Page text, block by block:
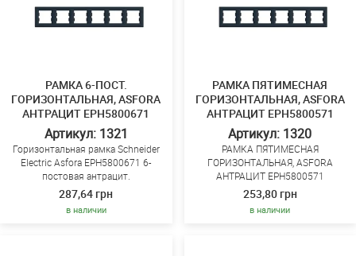
РАМКА 6-ПОСТ.
ГОРИЗОНТАЛЬНАЯ, ASFORA
АНТРАЦИТ EPH5800671
Артикул: 1321
Горизонтальная рамка Schneider
Electric Asfora EPH5800671 6-
постовая антрацит.
287,64 грн
в наличии
РАМКА ПЯТИМЕСНАЯ
ГОРИЗОНТАЛЬНАЯ, ASFORA
АНТРАЦИТ EPH5800571
Артикул: 1320
РАМКА ПЯТИМЕСНАЯ
ГОРИЗОНТАЛЬНАЯ, ASFORA
АНТРАЦИТ EPH5800571
253,80 грн
в наличии